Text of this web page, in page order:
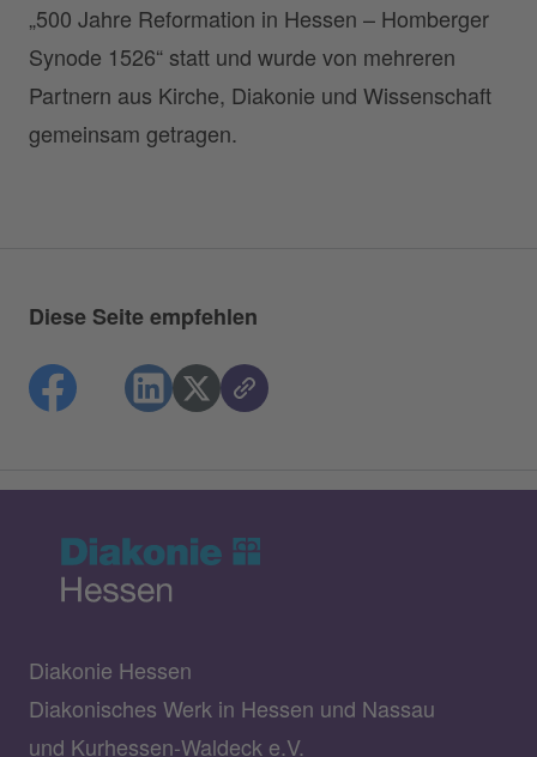
„500 Jahre Reformation in Hessen – Homberger
Synode 1526“ statt und wurde von mehreren
Partnern aus Kirche, Diakonie und Wissenschaft
gemeinsam getragen.
Diese Seite empfehlen
Diakonie Hessen
Diakonisches Werk in Hessen und Nassau
und Kurhessen-Waldeck e.V.